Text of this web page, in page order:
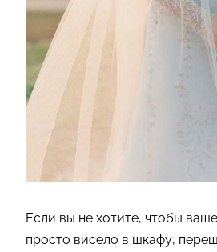
Если вы не хотите, чтобы
просто висело в шкафу,